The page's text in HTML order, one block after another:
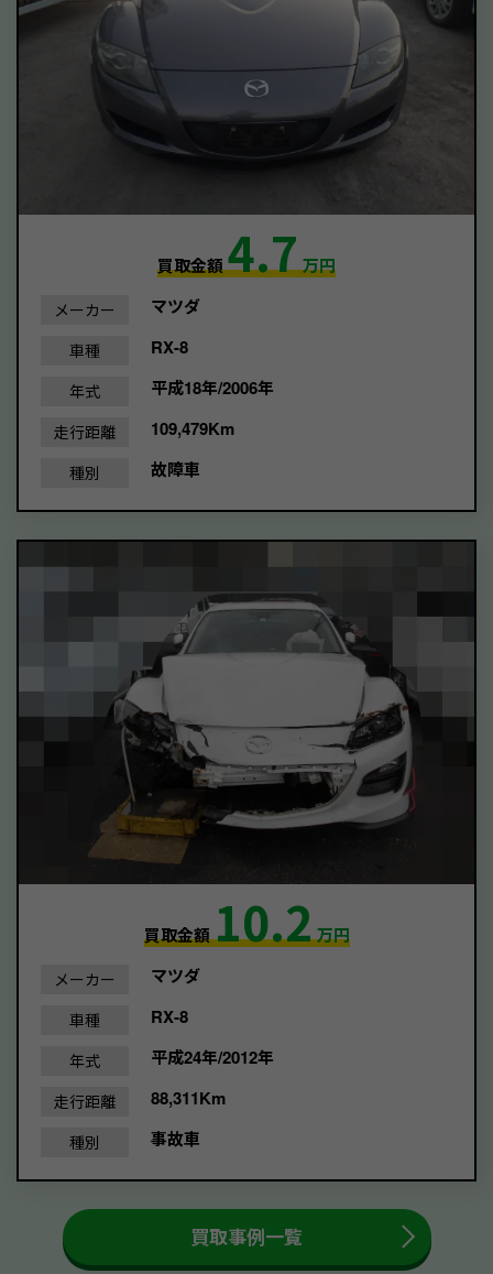
買取金額4.7万円
メーカー マツダ
車種 RX-8
年式 平成18年/2006年
走行距離 109,479Km
種別 故障車
買取金額10.2万円
メーカー マツダ
車種 RX-8
年式 平成24年/2012年
走行距離 88,311Km
種別 事故車
買取事例一覧